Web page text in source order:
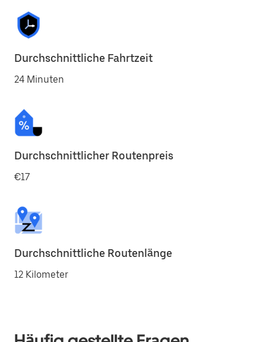
Durchschnittliche Fahrtzeit
24 Minuten
Durchschnittlicher Routenpreis
€17
Durchschnittliche Routenlänge
12 Kilometer